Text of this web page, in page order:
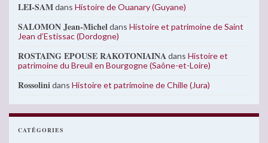
LEI-SAMdans Histoire de Ouanary (Guyane)
SALOMON Jean-Micheldans Histoire et patrimoine de Saint
Jean d’Estissac (Dordogne)
ROSTAING EPOUSE RAKOTONIAINAdans Histoire et
patrimoine du Breuil en Bourgogne (Saône-et-Loire)
Rossolinidans Histoire et patrimoine de Chille (Jura)
CATÉGORIES